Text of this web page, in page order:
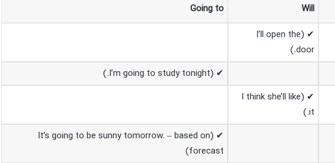
Will
Going to
✔ (I’ll open the
door.)
✔ (I’m going to study tonight.)
✔ (I think she’ll like
it.)
✔ (It’s going to be sunny tomorrow. – based on
forecast)